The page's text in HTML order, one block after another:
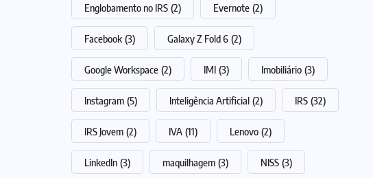
Englobamento no IRS (2) Evernote (2)
Facebook (3) Galaxy Z Fold 6 (2)
Google Workspace (2) IMI (3) Imobiliário (3)
Instagram (5) Inteligência Artificial (2) IRS (32)
IRS Jovem (2) IVA (11) Lenovo (2)
LinkedIn (3) maquilhagem (3) NISS (3)